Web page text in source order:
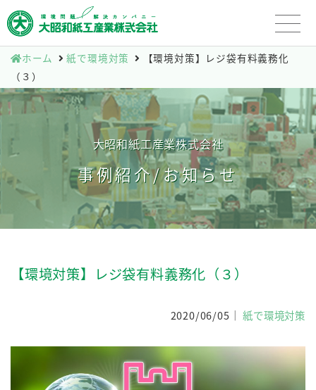
ホーム 紙で環境対策
【環境対策】レジ袋有料義務化
（３）
大昭和紙工産業株式会社
事例紹介/お知らせ
【環境対策】レジ袋有料義務化（３）
2020/06/05 紙で環境対策